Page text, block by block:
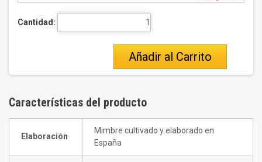
Cantidad:
Añadir al Carrito
Características del producto
Elaboración
Mimbre cultivado y elaborado en
España